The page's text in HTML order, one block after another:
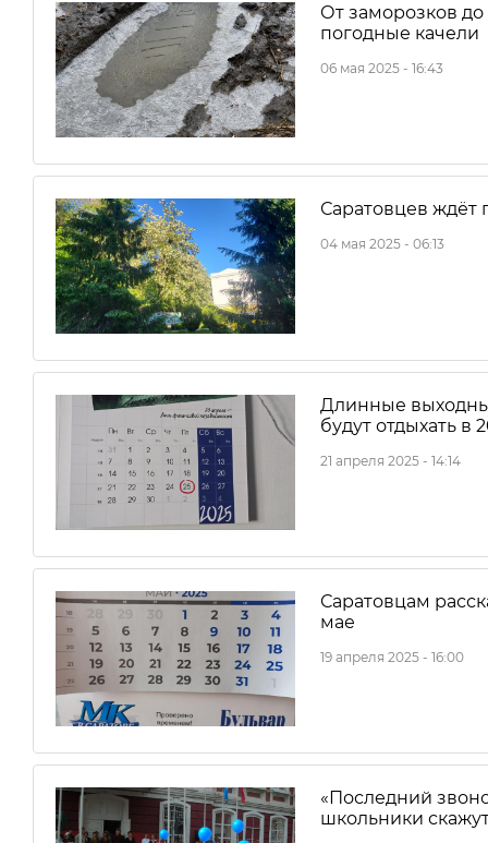
От заморозков до
погодные качели
06 мая 2025 - 16:43
Саратовцев ждёт
04 мая 2025 - 06:13
Длинные
будут отдыхать в
21 апреля 2025 - 14:14
Саратовцам
мае
19 апреля 2025 - 16:00
«Последний
школьники